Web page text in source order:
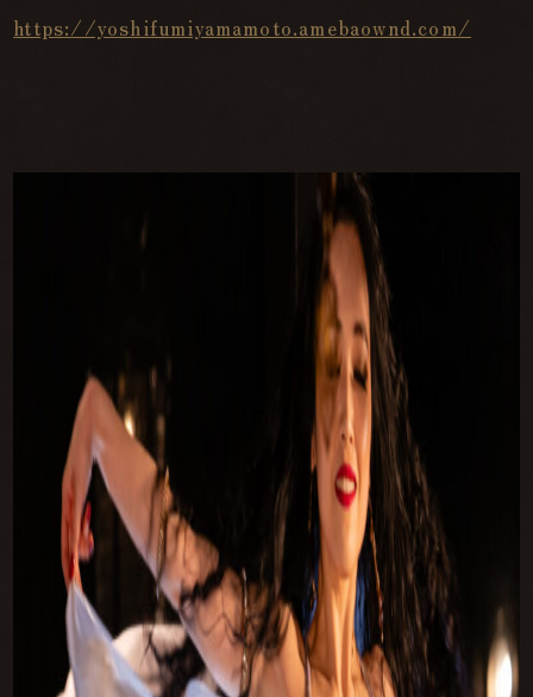
https://yoshifumiyamamoto.amebaownd.com/